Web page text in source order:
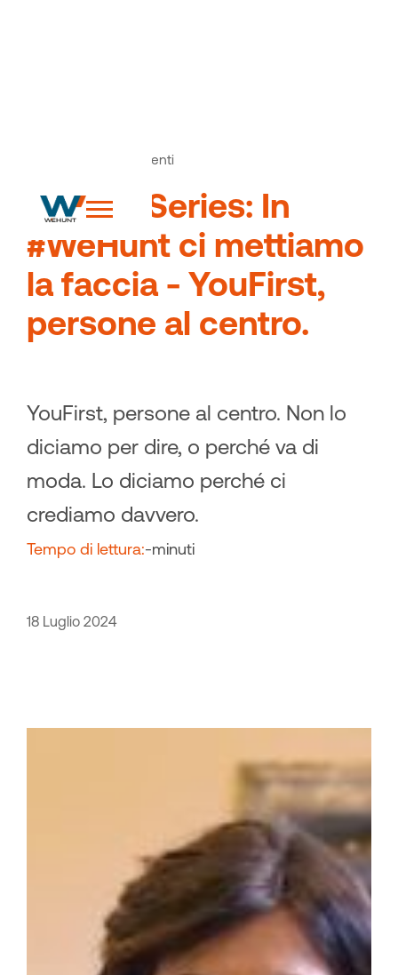
Articoli ed eventi
#WideoSeries: In
#WeHunt ci mettiamo
la faccia - YouFirst,
persone al centro.
YouFirst, persone al centro. Non lo
diciamo per dire, o perché va di
moda. Lo diciamo perché ci
crediamo davvero.
Tempo di lettura:-minuti
18 Luglio 2024